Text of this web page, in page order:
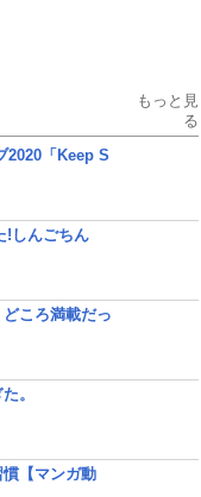
もっと見
る
2020「Keep S
!しんごちん
どころ満載だっ
。
慣【マンガ動